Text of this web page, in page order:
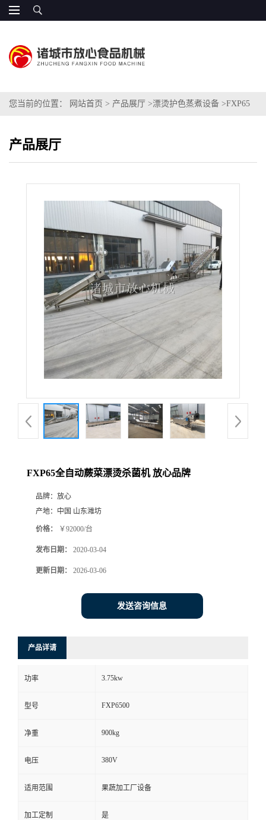
您当前的位置： 网站首页 > 产品展厅 >漂烫护色蒸煮设备 >FXP65
产品展厅
FXP65全自动蕨菜漂烫杀菌机 放心品牌
品牌： 放心
产地： 中国 山东潍坊
价格： ￥92000/台
发布日期： 2020-03-04
更新日期： 2026-03-06
发送咨询信息
产品详请
功率 3.75kw
型号 FXP6500
净重 900kg
电压 380V
适用范围 果蔬加工厂设备
加工定制 是